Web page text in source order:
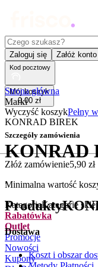
Czego szukasz?
Zaloguj się
Załóż konto
Kod pocztowy
Mój koszyk
0,00 zł
Wyczyść koszykPełny
Szczegóły zamówienia
Złóż zamówienie5,90 zł
Minimalna wartość
KategorieKategorie
Rabatówka
Outlet
Promocje
Nowości
Kupony
Strona główna
Marki
KONRAD BIREK
KONRAD
.
Produkty
Dostawa
Koszt i obszar